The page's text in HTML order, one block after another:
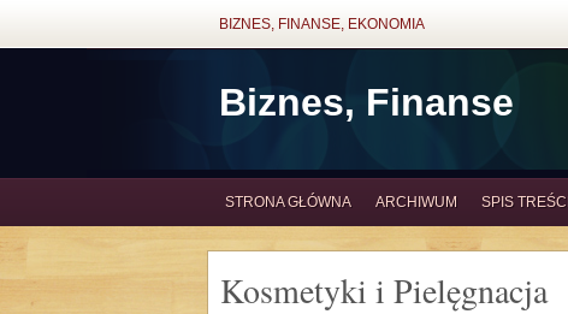
BIZNES, FINANSE, EKONOMIA
Biznes, Finanse
STRONA GŁÓWNA ARCHIWUM SPIS TREŚCI
Kosmetyki i Pielęgnacja